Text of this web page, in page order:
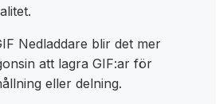
Nedladdare blir det mer
att lagra GIF:ar för
eller delning.